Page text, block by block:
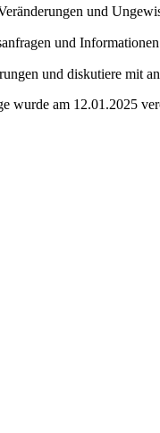
und
und
und diskutiere mit
wurde am 12.01.2025